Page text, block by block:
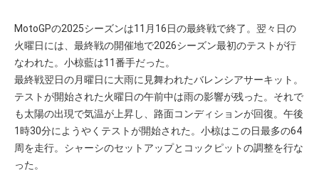
MotoGPの2025シーズンは11月16日の最終戦で終了。翌々日の
火曜日には、最終戦の開催地で2026シーズン最初のテストが行
なわれた。小椋藍は11番手だった。
最終戦翌日の月曜日に大雨に見舞われたバレンシアサーキット。
テストが開始された火曜日の午前中は雨の影響が残った。それで
も太陽の出現で気温が上昇し、路面コンディションが回復。午後
1時30分にようやくテストが開始された。小椋はこの日最多の64
周を走行。シャーシのセットアップとコックピットの調整を行な
った。